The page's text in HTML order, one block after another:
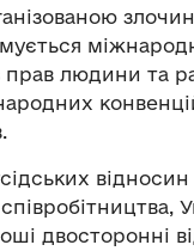
прав людини та
відносин
двосторонні